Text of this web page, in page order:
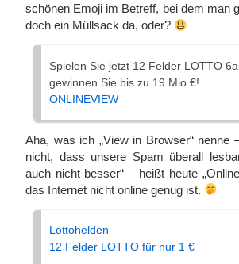
schönen Emoji im Betreff, bei dem man
doch ein Müllsack da, oder?
Spielen Sie jetzt 12 Felder LOTTO
gewinnen Sie bis zu 19 Mio €!
ONLINEVIEW
Aha, was ich „View in Browser“ nenne
nicht, dass unsere Spam überall
auch nicht besser“ – heißt heute
das Internet nicht online genug ist.
Lottohelden
12 Felder LOTTO für nur 1 €